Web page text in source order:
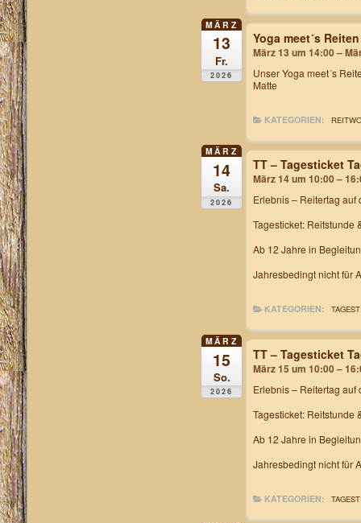
MÄRZ
13
Fr.
2026
Yoga meet´s Reiten
März 13 um 14:00 –
UnserYoga meet´s
Matte
KATEGORIEN:
MÄRZ
14
Sa.
2026
TT – Tagesticket
März 14 um 10:00 –
Erlebnis – Reitertag auf
Tagesticket: Reitstunde
Ab 12 Jahre in
Jahresbedingt nicht für
KATEGORIEN:
MÄRZ
15
So.
2026
TT – Tagesticket
März 15 um 10:00 –
Erlebnis – Reitertag auf
Tagesticket: Reitstunde
Ab 12 Jahre in
Jahresbedingt nicht für
KATEGORIEN: